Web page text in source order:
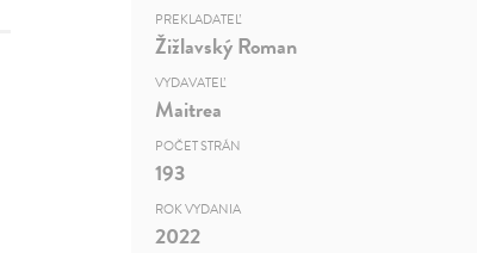
PREKLADATEĽ
Žižlavský Roman
VYDAVATEĽ
Maitrea
POČET STRÁN
193
ROK VYDANIA
2022